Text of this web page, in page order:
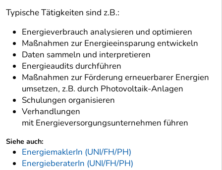
Typische Tätigkeiten sind z.B.:
Energieverbrauch analysieren und optimieren
Maßnahmen zur Energieeinsparung entwickeln
Daten sammeln und interpretieren
Energieaudits durchführen
Maßnahmen zur Förderung erneuerbarer Energien
umsetzen, z.B. durch Photovoltaik-Anlagen
Schulungen organisieren
Verhandlungen
mit Energieversorgungsunternehmen führen
Siehe auch:
EnergiemaklerIn (UNI/FH/PH)
EnergieberaterIn (UNI/FH/PH)